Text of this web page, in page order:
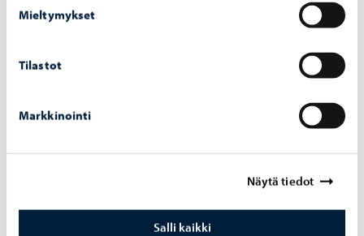
Mieltymykset
Tilastot
Markkinointi
Näytä tiedot
Salli kaikki
Opetus ja koulutus
käyn­nis­sä
Asuminen ja ympäristö -05.08.2026